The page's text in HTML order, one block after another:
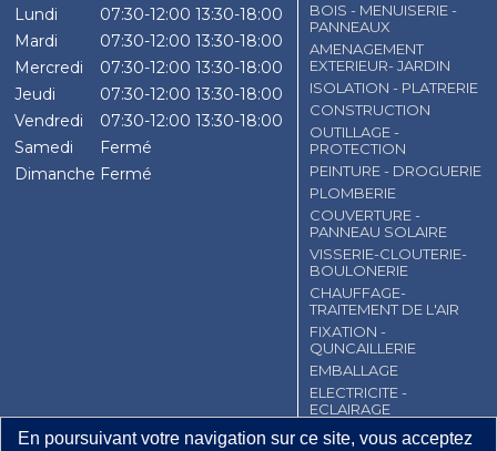
En poursuivant votre navigation sur ce site, vous acceptez
Lundi
07:30-12:00 13:30-18:00
Mardi
07:30-12:00 13:30-18:00
Mercredi
07:30-12:00 13:30-18:00
Jeudi
07:30-12:00 13:30-18:00
Vendredi
07:30-12:00 13:30-18:00
Samedi
Fermé
Dimanche Fermé
BOIS - MENUISERIE -
PANNEAUX
AMENAGEMENT
EXTERIEUR- JARDIN
ISOLATION - PLATRERIE
CONSTRUCTION
OUTILLAGE -
PROTECTION
PEINTURE - DROGUERIE
PLOMBERIE
COUVERTURE -
PANNEAU SOLAIRE
VISSERIE-CLOUTERIE-
BOULONERIE
CHAUFFAGE-
TRAITEMENT DE L'AIR
FIXATION -
QUNCAILLERIE
EMBALLAGE
ELECTRICITE -
ECLAIRAGE